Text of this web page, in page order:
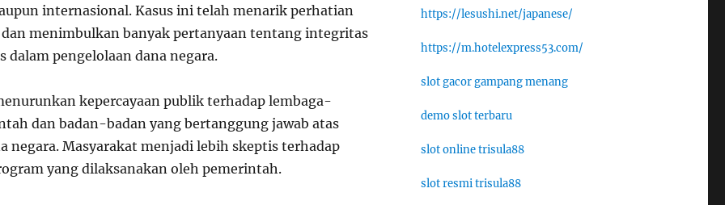
internasional. Kasus ini telah menarik perhatian
dan menimbulkan banyak pertanyaan tentang integritas
dalam pengelolaan dana negara.
kepercayaan publik terhadap lembaga-
dan badan-badan yang bertanggung jawab atas
negara. Masyarakat menjadi lebih skeptis terhadap
yang dilaksanakan oleh pemerintah.
https://lesushi.net/japanese/
https://m.hotelexpress53.com/
slot gacor gampang menang
demo slot terbaru
slot online trisula88
slot resmi trisula88